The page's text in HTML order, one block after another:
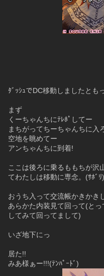
ﾀﾞｯｼｭでDC移動しましたとも
まず
くーちゃんちにﾃﾚﾎﾟしてー
まちがってちーちゃんちに入
空地を眺めてー
アンちゃんちに到着!
ここは後ろに乗るももちが沢
てわたしは移動に専念。(ｻﾎﾞﾘ)
おうち入って交流帳かきかき
あらかた内装見て回って(と
してみて回ってまして)
いざ地下にっ
居た!!
みあ様ぁー!!!(ﾃﾝﾊﾟｰﾄﾞ)